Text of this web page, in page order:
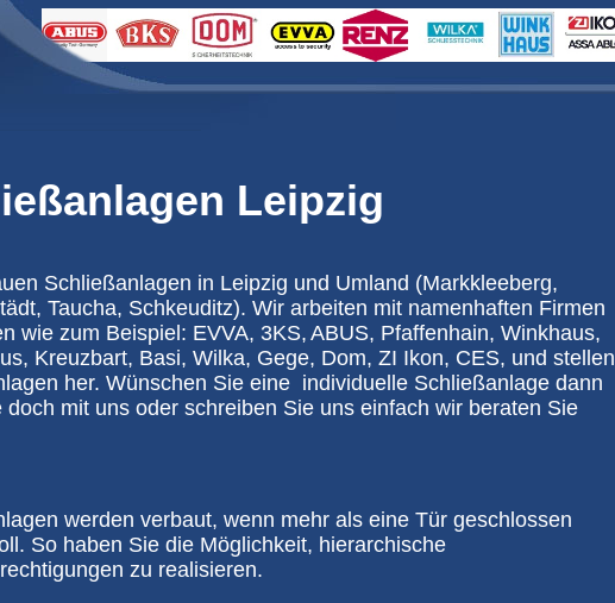
Leipzig
Schließanlagen in Leipzig und Umland (Markkleeberg,
Taucha, Schkeuditz). Wir arbeiten mit namenhaften Firmen
wie zum Beispiel: EVVA, 3KS, ABUS, Pfaffenhain, Winkhaus,
Kreuzbart, Basi, Wilka, Gege, Dom, ZI Ikon, CES, und stellen
her. Wünschen Sie eine individuelle Schließanlage dann
doch mit uns oder schreiben Sie uns einfach wir beraten Sie
werden verbaut, wenn mehr als eine Tür geschlossen
So haben Sie die Möglichkeit, hierarchische
zu realisieren.